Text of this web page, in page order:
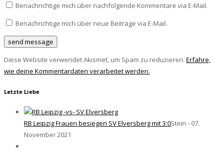
Benachrichtige mich über nachfolgende Kommentare via E-Mail.
Benachrichtige mich über neue Beiträge via E-Mail.
Diese Website verwendet Akismet, um Spam zu reduzieren. Erfahre,
wie deine Kommentardaten verarbeitet werden.
Letzte Liebe
RB Leipzig Frauen besiegen SV Elversberg mit 3:0Stein - 07.
November 2021